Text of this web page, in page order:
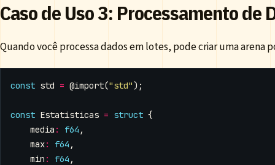
Caso de Uso 3: Processamento de
Quando você processa dados em lotes, pode criar uma arena
const std = @import("std");
const Estatisticas = struct {
media : f64 ,
max: f64 ,
min : f64 ,